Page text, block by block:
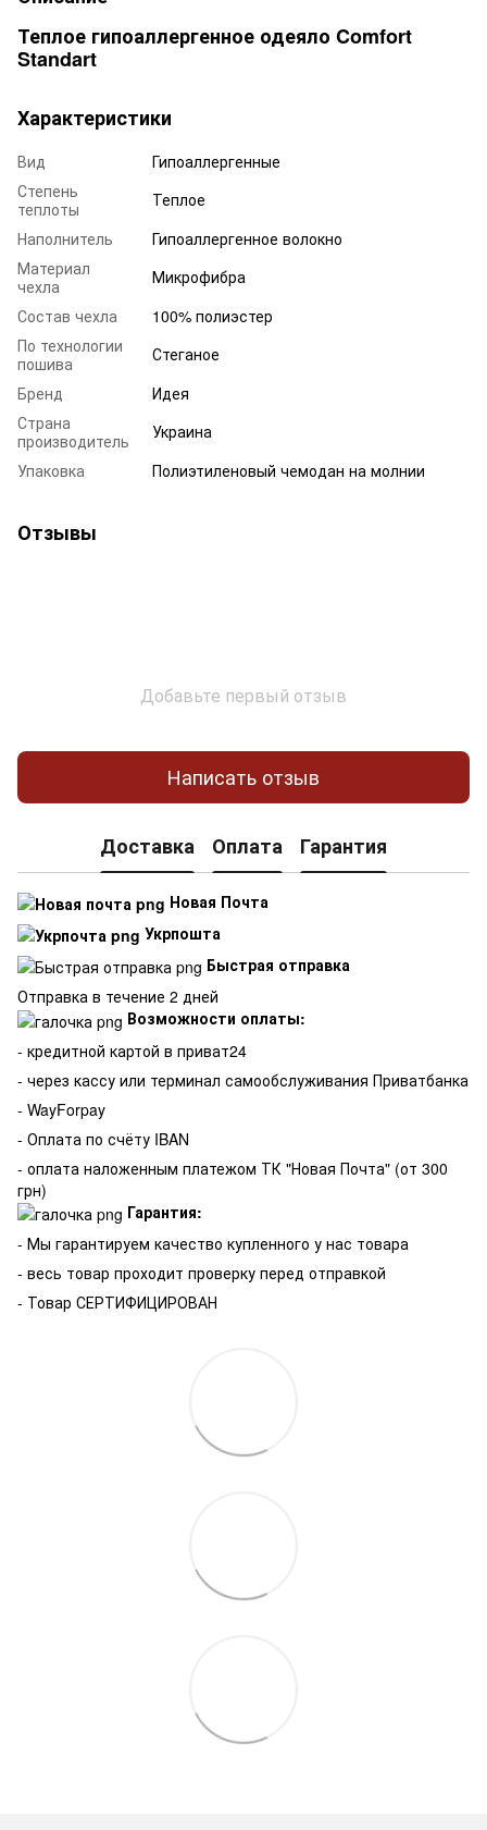
Теплое гипоаллергенное одеяло Comfort
Standart
Характеристики
Вид
Гипоаллергенные
Степень
теплоты
Теплое
Наполнитель
Гипоаллергенное волокно
Материал
чехла
Микрофибра
Состав чехла
100% полиэстер
По технологии
пошива
Стеганое
Бренд
Идея
Страна
производитель
Украина
Упаковка
Полиэтиленовый чемодан на молнии
Отзывы
Добавьте первый отзыв
Написать отзыв
Доставка Оплата Гарантия
Новая Почта
Укрпошта
Быстрая отправка
Отправка в течение 2 дней
Возможности оплаты:
- кредитной картой в приват24
- через кассу или терминал самообслуживания Приватбанка
- WayForpay
- Оплата по счёту IBAN
- оплата наложенным платежом ТК "Новая Почта" (от 300
грн)
Гарантия:
- Мы гарантируем качество купленного у нас товара
- весь товар проходит проверку перед отправкой
- Товар СЕРТИФИЦИРОВАН